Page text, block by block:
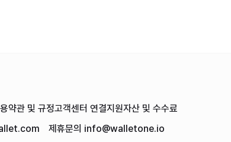
약관 및 규정고객센터 연결지원자산 및 수수료
제휴문의 info@walletone.io